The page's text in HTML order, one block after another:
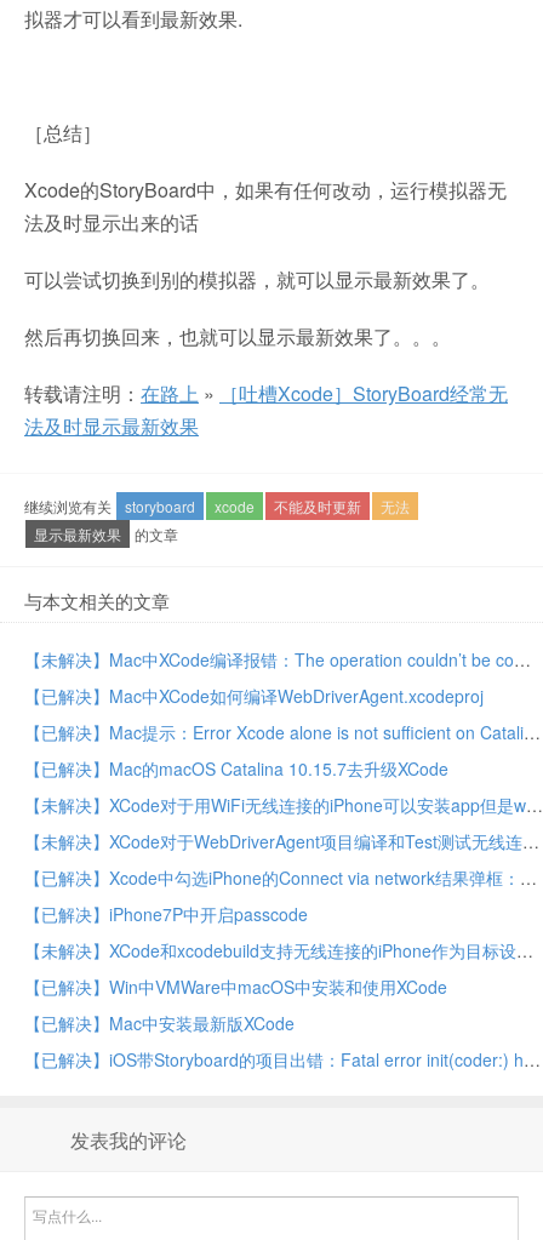
拟器才可以看到最新效果.
［总结］
Xcode的StoryBoard中，如果有任何改动，运行模拟器无
法及时显示出来的话
可以尝试切换到别的模拟器，就可以显示最新效果了。
然后再切换回来，也就可以显示最新效果了。。。
转载请注明： 在路上 »
［吐槽Xcode］StoryBoard经常无
法及时显示最新效果
继续浏览有关 storyboard xcode 不能及时更新
无法
显示最新效果
的文章
与本文相关的文章
【未解决】Mac中XCode编译报错：The operation couldn’t be completed. Unable to log in with account account rejected
【已解决】Mac中XCode如何编译WebDriverAgent.xcodeproj
【已解决】Mac提示：Error Xcode alone is not sufficient on Catalina
【已解决】Mac的macOS Catalina 10.15.7去升级XCode
【未解决】XCode对于用WiFi无线连接的iPhone可以安装app但是wda的test最终失败：WebDriverAgentRunner-Runner Exiting due to IDE disconnection
【未解决】XCode对于WebDriverAgent项目编译和Test测试无线连接的iPhone
【已解决】Xcode中勾选iPhone的Connect via network结果弹框：Passcode Required
【已解决】iPhone7P中开启passcode
【未解决】XCode和xcodebuild支持无线连接的iPhone作为目标设备去编译项目
【已解决】Win中VMWare中macOS中安装和使用XCode
【已解决】Mac中安装最新版XCode
【已解决】iOS带Storyboard的项目出错：Fatal error init(coder:) has not been implemented
发表我的评论